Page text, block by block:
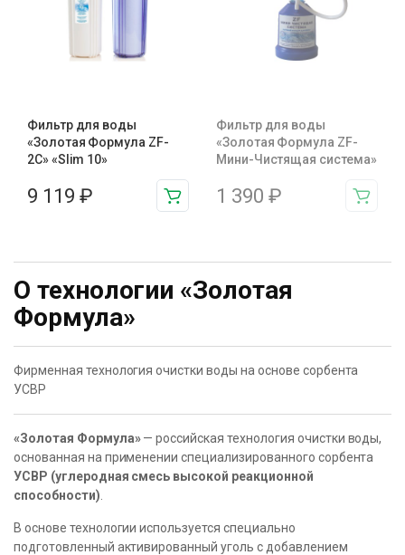
Фильтр для воды
«Золотая Формула ZF-
2С» «Slim 10»
9 119 ₽
Фильтр для воды
«Золотая Формула ZF-
Мини-Чистящая cистема»
1 390 ₽
О технологии «Золотая
Формула»
Фирменная технология очистки воды на основе сорбента
УСВР
«Золотая Формула»— российская технология очистки воды,
основанная на применении специализированного сорбента
УСВР (углеродная смесь высокой реакционной
способности)
В основе технологии используется специально
подготовленный активированный уголь с добавлением